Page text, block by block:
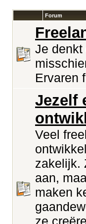
Forum
Je denkt
Ervaren
Jezelf
Veel
zakelijk.
aan,
maken
ze